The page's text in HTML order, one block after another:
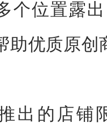
个位置露
助优质原创
出的店铺